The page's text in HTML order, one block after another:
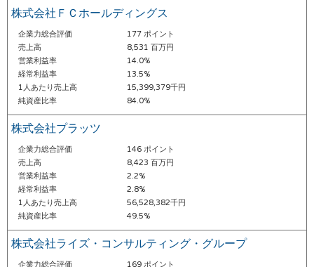
株式会社ＦＣホールディングス
企業力総合評価
177 ポイント
売上高
8,531 百万円
営業利益率
14.0%
経常利益率
13.5%
1人あたり売上高
15,399,379千円
純資産比率
84.0%
株式会社プラッツ
企業力総合評価
146 ポイント
売上高
8,423 百万円
営業利益率
2.2%
経常利益率
2.8%
1人あたり売上高
56,528,382千円
純資産比率
49.5%
株式会社ライズ・コンサルティング・グループ
企業力総合評価
169 ポイント